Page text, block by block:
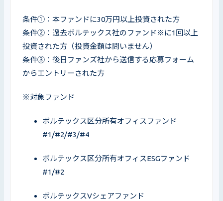
条件①：本ファンドに30万円以上投資された方
条件②：過去ボルテックス社のファンド※に1回以上
投資された方（投資金額は問いません）
条件③：後日ファンズ社から送信する応募フォーム
からエントリーされた方
※対象ファンド
ボルテックス区分所有オフィスファンド
#1/#2/#3/#4
ボルテックス区分所有オフィスESGファンド
#1/#2
ボルテックスVシェアファンド